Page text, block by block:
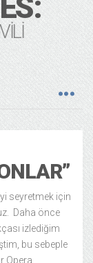
seyretmek için
Daha önce
izlediğim
bu sebeple
Opera